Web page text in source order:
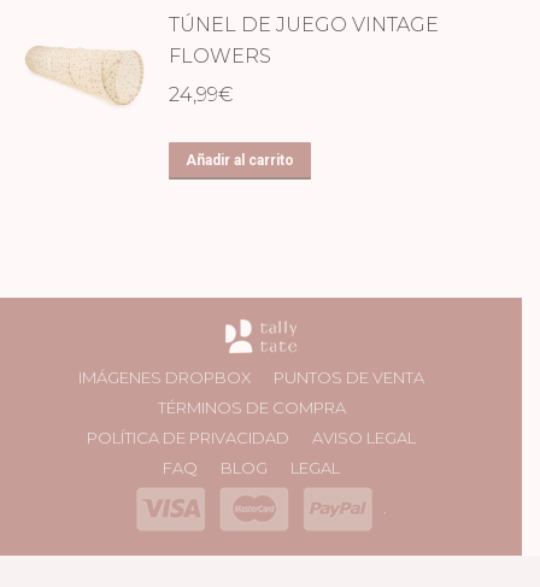
TÚNEL DE JUEGO VINTAGE
FLOWERS
24,99€
Añadir al carrito
IMÁGENES DROPBOX
PUNTOS DE VENTA
TÉRMINOS DE COMPRA
POLÍTICA DE PRIVACIDAD
AVISO LEGAL
FAQ
BLOG LEGAL
.